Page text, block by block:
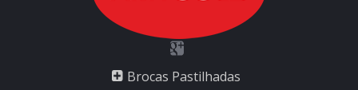
Brocas Pastilhadas